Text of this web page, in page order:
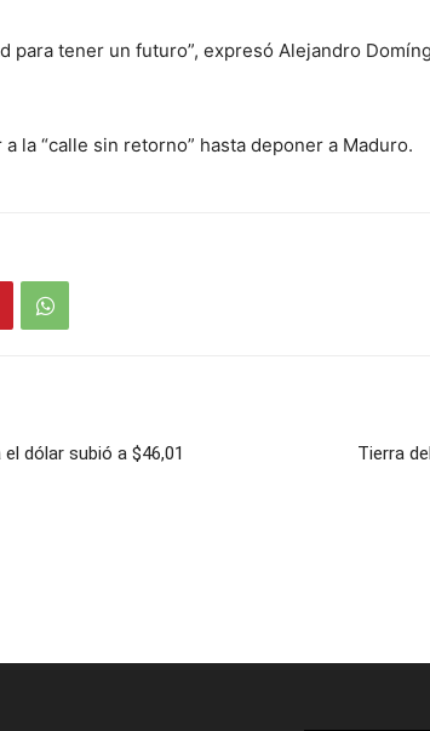
para tener un futuro”, expresó Alejandro
la “calle sin retorno” hasta deponer a Maduro.
dólar subió a $46,01
Tierra